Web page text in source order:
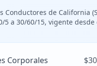
Conductores de California
a 30/60/15, vigente desde
Corporales